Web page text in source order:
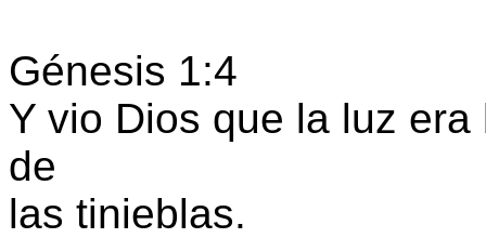
Génesis 1:4
Y vio Dios que la luz
de
las tinieblas.